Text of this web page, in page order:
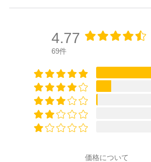
4.77
69件
価格について